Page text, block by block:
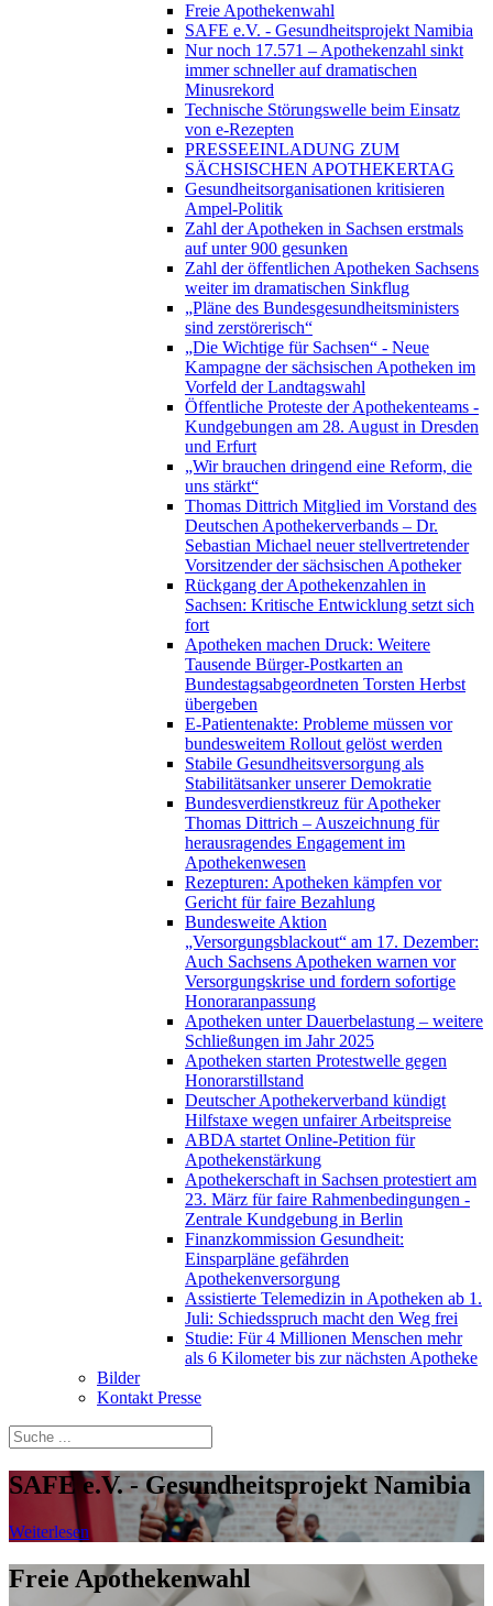
Freie Apothekenwahl
SAFE e.V. - Gesundheitsprojekt Namibia
Nur noch 17.571 – Apothekenzahl sinkt
immer schneller auf dramatischen
Minusrekord
Technische Störungswelle beim Einsatz
von e-Rezepten
PRESSEEINLADUNG ZUM
SÄCHSISCHEN APOTHEKERTAG
Gesundheitsorganisationen kritisieren
Ampel-Politik
Zahl der Apotheken in Sachsen erstmals
auf unter 900 gesunken
Zahl der öffentlichen Apotheken Sachsens
weiter im dramatischen Sinkflug
„Pläne des Bundesgesundheitsministers
sind zerstörerisch“
„Die Wichtige für Sachsen“ - Neue
Kampagne der sächsischen Apotheken im
Vorfeld der Landtagswahl
Öffentliche Proteste der Apothekenteams -
Kundgebungen am 28. August in Dresden
und Erfurt
„Wir brauchen dringend eine Reform, die
uns stärkt“
Thomas Dittrich Mitglied im Vorstand des
Deutschen Apothekerverbands – Dr.
Sebastian Michael neuer stellvertretender
Vorsitzender der sächsischen Apotheker
Rückgang der Apothekenzahlen in
Sachsen: Kritische Entwicklung setzt sich
fort
Apotheken machen Druck: Weitere
Tausende Bürger-Postkarten an
Bundestagsabgeordneten Torsten Herbst
übergeben
E-Patientenakte: Probleme müssen vor
bundesweitem Rollout gelöst werden
Stabile Gesundheitsversorgung als
Stabilitätsanker unserer Demokratie
Bundesverdienstkreuz für Apotheker
Thomas Dittrich – Auszeichnung für
herausragendes Engagement im
Apothekenwesen
Rezepturen: Apotheken kämpfen vor
Gericht für faire Bezahlung
Bundesweite Aktion
„Versorgungsblackout“ am 17. Dezember:
Auch Sachsens Apotheken warnen vor
Versorgungskrise und fordern sofortige
Honoraranpassung
Apotheken unter Dauerbelastung – weitere
Schließungen im Jahr 2025
Apotheken starten Protestwelle gegen
Honorarstillstand
Deutscher Apothekerverband kündigt
Hilfstaxe wegen unfairer Arbeitspreise
ABDA startet Online-Petition für
Apothekenstärkung
Apothekerschaft in Sachsen protestiert am
23. März für faire Rahmenbedingungen -
Zentrale Kundgebung in Berlin
Finanzkommission Gesundheit:
Einsparpläne gefährden
Apothekenversorgung
Assistierte Telemedizin in Apotheken ab 1.
Juli: Schiedsspruch macht den Weg frei
Studie: Für 4 Millionen Menschen mehr
als 6 Kilometer bis zur nächsten Apotheke
Bilder
Kontakt Presse
SAFE e.V. - Gesundheitsprojekt Namibia
Weiterlesen
Freie Apothekenwahl